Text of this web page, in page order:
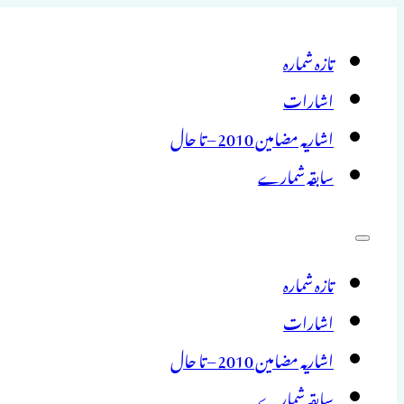
تازہ شمارہ
اشارات
اشاریہ مضامین 2010 – تا حال
سابقہ شمارے
تازہ شمارہ
اشارات
اشاریہ مضامین 2010 – تا حال
سابقہ شمارے